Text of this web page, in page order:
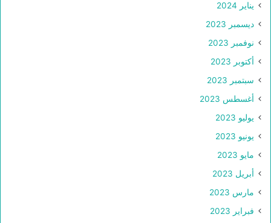
يناير 2024
ديسمبر 2023
نوفمبر 2023
أكتوبر 2023
سبتمبر 2023
أغسطس 2023
يوليو 2023
يونيو 2023
مايو 2023
أبريل 2023
مارس 2023
فبراير 2023